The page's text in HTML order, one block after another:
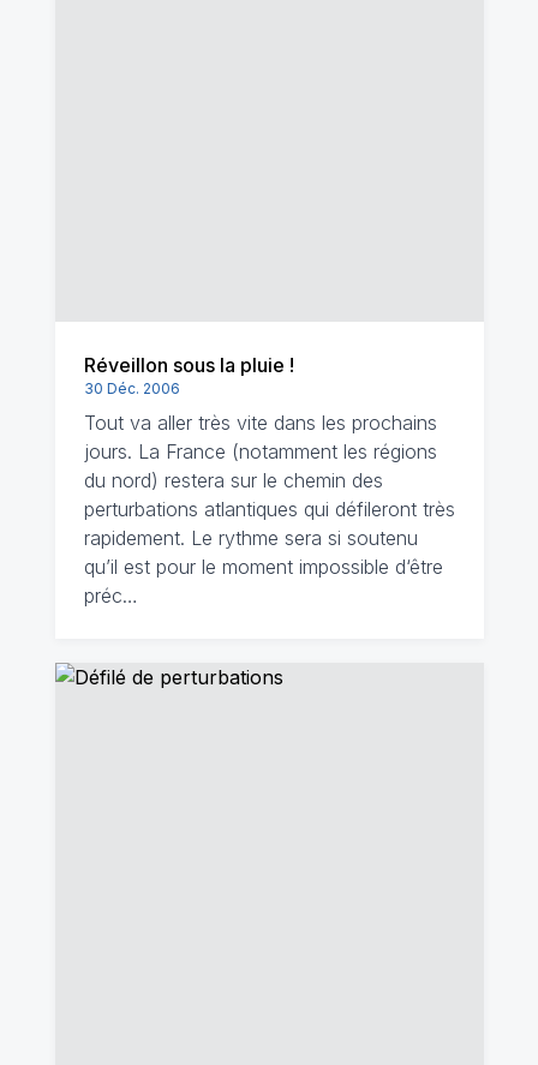
Réveillon sous la pluie !
30 Déc. 2006
Tout va aller très vite dans les prochains
jours. La France (notamment les régions
du nord) restera sur le chemin des
perturbations atlantiques qui défileront très
rapidement. Le rythme sera si soutenu
qu’il est pour le moment impossible d‘être
préc…